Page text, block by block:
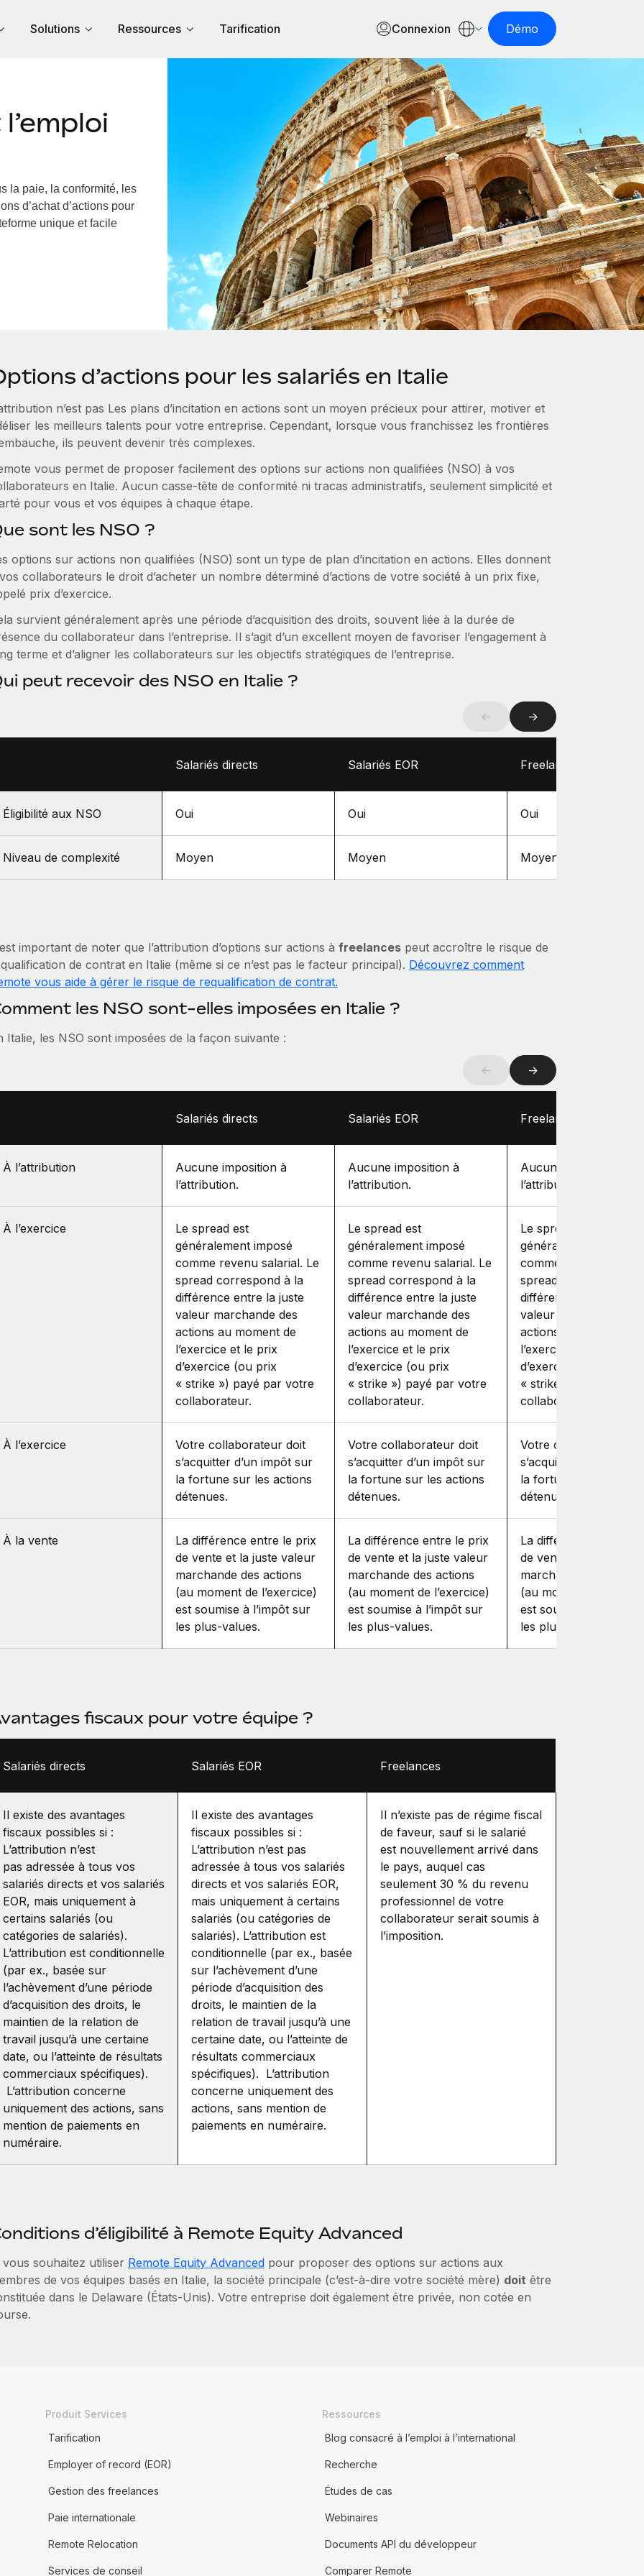
Solutions Ressources Tarification Connexion Démo
la paie, la conformité, les
d’achat d’actions pour
unique et facile
d’actions pour les salariés en Italie
n’est pas Les plans d’incitation en actions sont un moyen précieux pour attirer, motiver et
les meilleurs talents pour votre entreprise. Cependant, lorsque vous franchissez les frontières
ils peuvent devenir très complexes.
vous permet de proposer facilement des options sur actions non qualifiées (NSO) à vos
en Italie. Aucun casse‑tête de conformité ni tracas administratifs, seulement simplicité et
pour vous et vos équipes à chaque étape.
sont les NSO ?
options sur actions non qualifiées (NSO) sont un type de plan d’incitation en actions. Elles donnent
collaborateurs le droit d’acheter un nombre déterminé d’actions de votre société à un prix fixe,
prix d’exercice.
survient généralement après une période d’acquisition des droits, souvent liée à la durée de
du collaborateur dans l’entreprise. Il s’agit d’un excellent moyen de favoriser l’engagement à
terme et d’aligner les collaborateurs sur les objectifs stratégiques de l’entreprise.
peut recevoir des NSO en Italie ?
← →
Salariés directs Salariés EOR Freelances
Éligibilité aux NSO Oui Oui Oui
Niveau de complexité Moyen Moyen Moyen
important de noter que l’attribution d’options sur actions à freelancespeut accroître le risque de
de contrat en Italie (même si ce n’est pas le facteur principal). Découvrez comment
vous aide à gérer le risque de requalification de contrat.
les NSO sont-elles imposées en Italie ?
Italie, les NSO sont imposées de la façon suivante :
← →
Salariés directs Salariés EOR Freelances
À l’attribution
Aucune imposition à
l’attribution.
Aucune imposition à
l’attribution.
Aucune imposition à
l’attribution.
À l’exercice
Le spread est
généralement imposé
comme revenu salarial. Le
spread correspond à la
différence entre la juste
valeur marchande des
actions au moment de
l’exercice et le prix
d’exercice (ou prix
« strike ») payé par votre
collaborateur.
Le spread est
généralement imposé
comme revenu salarial. Le
spread correspond à la
différence entre la juste
valeur marchande des
actions au moment de
l’exercice et le prix
d’exercice (ou prix
« strike ») payé par votre
collaborateur.
Le spread est
généralement imposé
comme revenu
spread correspond à
différence entre la
valeur marchande des
actions au moment de
l’exercice et le prix
d’exercice (ou prix
« strike ») payé par
collaborateur.
À l’exercice
Votre collaborateur doit
s’acquitter d’un impôt sur
la fortune sur les actions
détenues.
Votre collaborateur doit
s’acquitter d’un impôt sur
la fortune sur les actions
détenues.
Votre collaborateur
s’acquitter d’un impôt
la fortune sur les
détenues.
À la vente
La différence entre le prix
de vente et la juste valeur
marchande des actions
(au moment de l’exercice)
est soumise à l’impôt sur
les plus‑values.
La différence entre le prix
de vente et la juste valeur
marchande des actions
(au moment de l’exercice)
est soumise à l’impôt sur
les plus‑values.
La différence entre le
de vente et la juste
marchande des
(au moment de
est soumise à l’impôt
les plus‑values.
fiscaux pour votre équipe ?
Salariés directs Salariés EOR Freelances
Il existe des avantages
fiscaux possibles si :
L’attribution n’est
pas adressée à tous vos
salariés directs et vos salariés
EOR, mais uniquement à
certains salariés (ou
catégories de salariés).
L’attribution est conditionnelle
(par ex., basée sur
l’achèvement d’une période
d’acquisition des droits, le
maintien de la relation de
travail jusqu’à une certaine
date, ou l’atteinte de résultats
commerciaux spécifiques).
L’attribution concerne
uniquement des actions, sans
mention de paiements en
numéraire.
Il existe des avantages
fiscaux possibles si :
L’attribution n’est pas
adressée à tous vos salariés
directs et vos salariés EOR,
mais uniquement à certains
salariés (ou catégories de
salariés). L’attribution est
conditionnelle (par ex., basée
sur l’achèvement d’une
période d’acquisition des
droits, le maintien de la
relation de travail jusqu’à une
certaine date, ou l’atteinte de
résultats commerciaux
spécifiques). L’attribution
concerne uniquement des
actions, sans mention de
paiements en numéraire.
Il n’existe pas de régime fiscal
de faveur, sauf si le salarié
est nouvellement arrivé dans
le pays, auquel cas
seulement 30 % du revenu
professionnel de votre
collaborateur serait soumis à
l’imposition.
d’éligibilité à Remote Equity Advanced
vous souhaitez utiliser Remote Equity Advancedpour proposer des options sur actions aux
de vos équipes basés en Italie, la société principale (c’est‑à‑dire votre société mère) doit être
dans le Delaware (États‑Unis). Votre entreprise doit également être privée, non cotée en
Produit Services
Tarification
Employer of record (EOR)
Gestion des freelances
Paie internationale
Remote Relocation
Services de conseil
Ressources
Blog consacré à l’emploi à l’international
Recherche
Études de cas
Webinaires
Documents API du développeur
Comparer Remote